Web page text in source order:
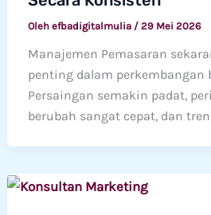
Oleh efbadigitalmulia / 29 Mei 2026
Manajemen Pemasaran
penting dalam perkembangan
Persaingan semakin padat,
berubah sangat cepat, dan